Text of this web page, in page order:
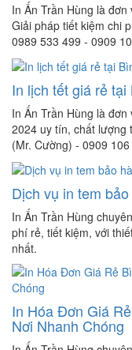
In Ấn Trần Hùng là
Giải pháp tiết kiệm chi
0989 533 499 - 0909
In lịch tết giá rẻ
In Ấn Trần Hùng là
2024 uy tín, chất lượng
(Mr. Cường) - 0909
Dịch vụ in tem
In Ấn Trần Hùng
phí rẻ, tiết kiệm, với
nhất.
In Hóa Đơn Giá
Nơi Nhanh Chóng